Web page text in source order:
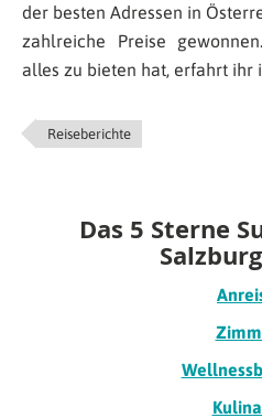
der besten Adressen in
zahlreiche Preise
alles zu bieten hat, erfahrt ihr
Reiseberichte
Das 5 Sterne